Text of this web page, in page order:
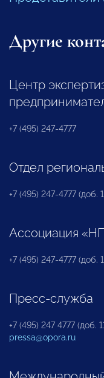
Другие
Центр
+7 (495) 247-4777
Отдел
+7 (495) 247-4777 (доб.
Ассоциация
+7 (495) 247-4777 (доб.
Пресс-служба
+7 (495) 247 4777 (доб.
pressa@opora.ru